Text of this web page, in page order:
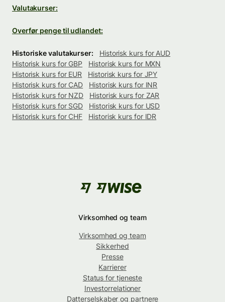
Valutakurser:
Overfør penge til udlandet:
Historiske valutakurser:
Historisk kurs for AUD
Historisk kurs for GBP
Historisk kurs for MXN
Historisk kurs for EUR
Historisk kurs for JPY
Historisk kurs for CAD
Historisk kurs for INR
Historisk kurs for NZD
Historisk kurs for ZAR
Historisk kurs for SGD
Historisk kurs for USD
Historisk kurs for CHF
Historisk kurs for IDR
Virksomhed og team
Virksomhed og team
Sikkerhed
Presse
Karrierer
Status for tjeneste
Investorrelationer
Datterselskaber og partnere